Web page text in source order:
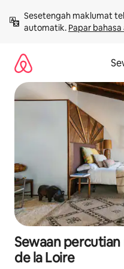
kandungan
Sesetengah maklumat
automatik. Papar bahasa
Sewaan
de la Loire